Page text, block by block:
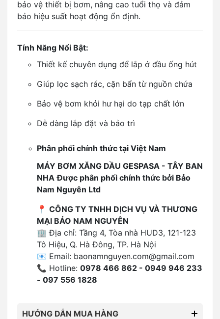
bảo vệ thiết bị bơm, nâng cao tuổi thọ và đảm
bảo hiệu suất hoạt động ổn định.
Tính Năng Nổi Bật:
Thiết kế chuyên dụng để lắp ở đầu ống hút
Giúp lọc sạch rác, cặn bẩn từ nguồn chứa
Bảo vệ bơm khỏi hư hại do tạp chất lớn
Dễ dàng lắp đặt và bảo trì
Phân phối chính thức tại Việt Nam
MÁY BƠM XĂNG DẦU GESPASA - TÂY BAN
NHA Được phân phối chính thức bởi Bảo
Nam Nguyên Ltd
📍 CÔNG TY TNHH DỊCH VỤ VÀ THƯƠNG
MẠI BẢO NAM NGUYÊN
🏢 Địa chỉ: Tầng 4, Tòa nhà HUD3, 121-123
Tô Hiệu, Q. Hà Đông, TP. Hà Nội
📧 Email: baonamnguyen.com@gmail.com
📞 Hotline: 0978 466 862 - 0949 946 233
- 097 556 1828
HƯỚNG DẪN MUA HÀNG